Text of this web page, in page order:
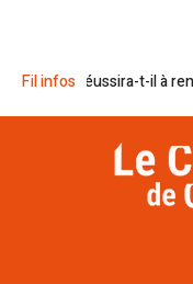
Fil infos
réussira-t-il à rendre